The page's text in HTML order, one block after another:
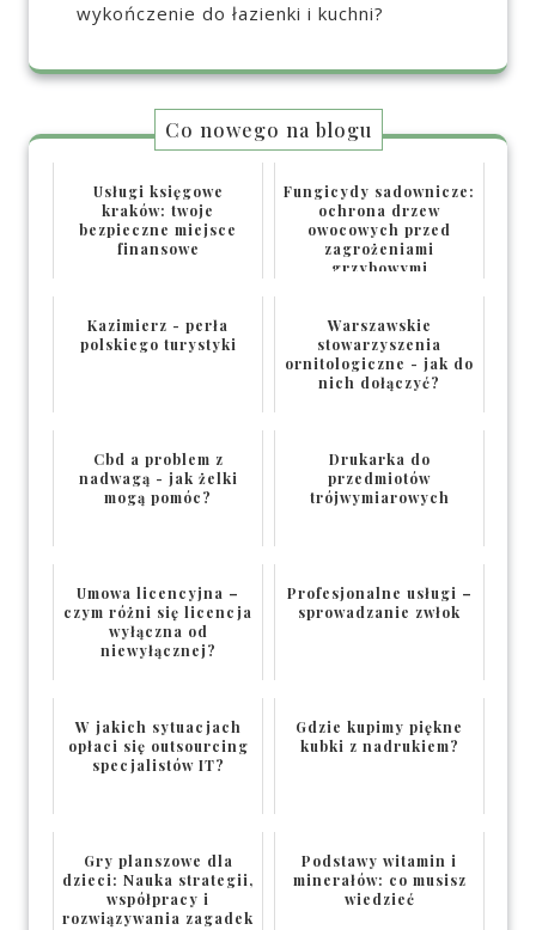
wykończenie do łazienki i kuchni?
Co nowego na blogu
Usługi księgowe
kraków: twoje
bezpieczne miejsce
finansowe
Fungicydy sadownicze:
ochrona drzew
owocowych przed
zagrożeniami
grzybowymi
Kazimierz - perła
polskiego turystyki
Warszawskie
stowarzyszenia
ornitologiczne - jak do
nich dołączyć?
Cbd a problem z
nadwagą - jak żelki
mogą pomóc?
Drukarka do
przedmiotów
trójwymiarowych
Umowa licencyjna –
czym różni się licencja
wyłączna od
niewyłącznej?
Profesjonalne usługi –
sprowadzanie zwłok
W jakich sytuacjach
opłaci się outsourcing
specjalistów IT?
Gdzie kupimy piękne
kubki z nadrukiem?
Gry planszowe dla
dzieci: Nauka strategii,
współpracy i
rozwiązywania zagadek
Podstawy witamin i
minerałów: co musisz
wiedzieć